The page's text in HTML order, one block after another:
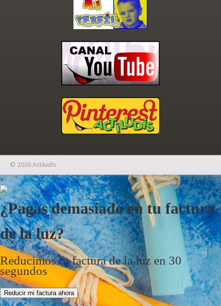
© 2026 Actiludis
×
¿Pagas demasiado en tu factura
de la luz?
Reducimos tu factura de la luz en 30
segundos
Reducir mi factura ahora